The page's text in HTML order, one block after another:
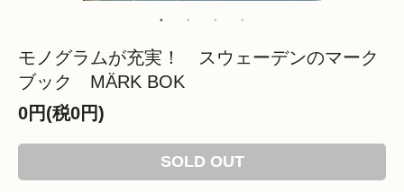
モノグラムが充実！ スウェーデンのマーク
ブック MÄRK BOK
0円(税0円)
SOLD OUT